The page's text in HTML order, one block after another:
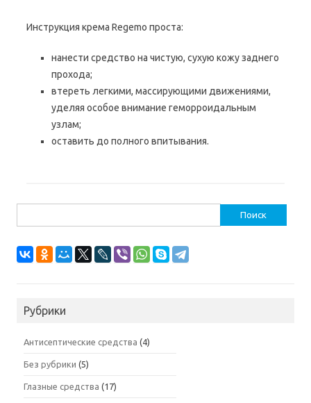
Инструкция крема Regemo проста:
нанести средство на чистую, сухую кожу заднего
прохода;
втереть легкими, массирующими движениями,
уделяя особое внимание геморроидальным
узлам;
оставить до полного впитывания.
Рубрики
Антисептические средства (4)
Без рубрики (5)
Глазные средства (17)